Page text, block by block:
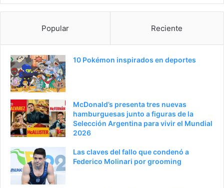
Popular Reciente
10 Pokémon inspirados en deportes
McDonald’s presenta tres nuevas
hamburguesas junto a figuras de la
Selección Argentina para vivir el Mundial
2026
Las claves del fallo que condenó a
Federico Molinari por grooming